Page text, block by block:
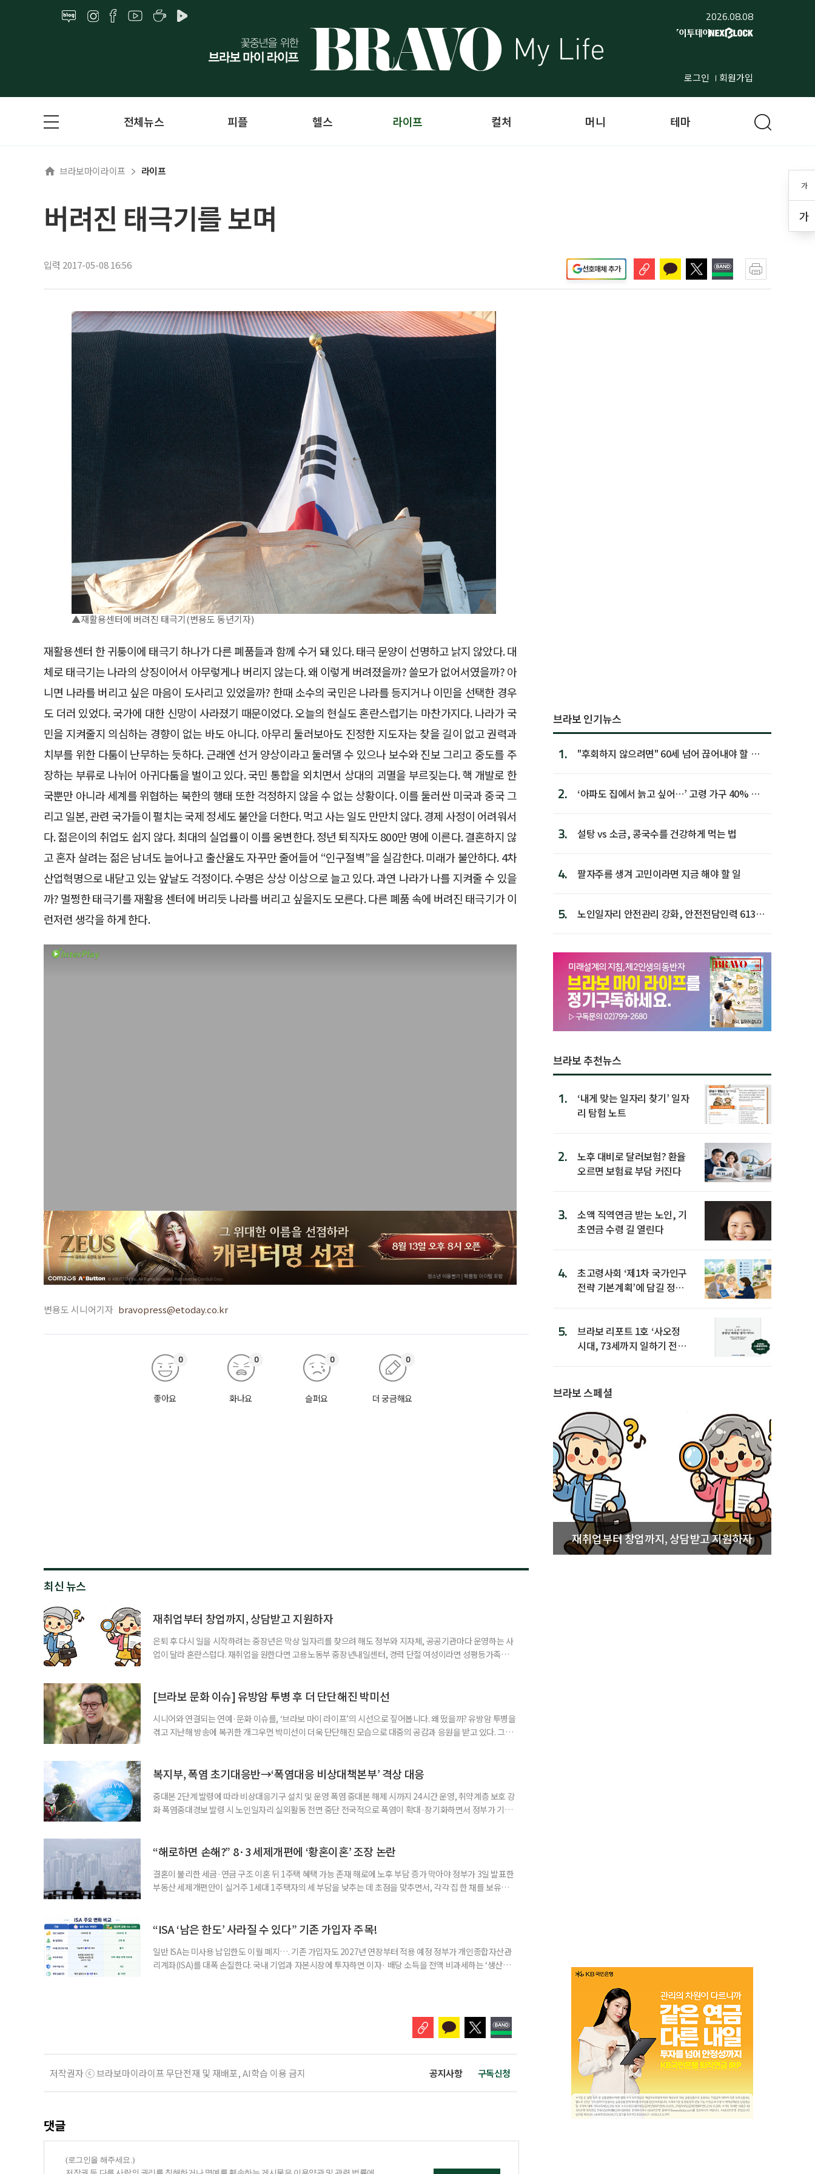
2026.08.08
로그인 회원가입
가
가
전체뉴스 피플 헬스 라이프 컬처 머니 테마
브라보마이라이프 라이프
버려진 태극기를 보며
입력 2017-05-08 16:56 선호매체 추가
▲재활용센터에 버려진 태극기(변용도 동년기자)
재활용센터 한 귀퉁이에 태극기 하나가 다른 폐품들과 함께 수거 돼 있다. 태극 문양이 선명하고 낡지 않았다. 대
체로 태극기는 나라의 상징이어서 아무렇게나 버리지 않는다. 왜 이렇게 버려졌을까? 쓸모가 없어서였을까? 아
니면 나라를 버리고 싶은 마음이 도사리고 있었을까? 한때 소수의 국민은 나라를 등지거나 이민을 선택한 경우
도 더러 있었다. 국가에 대한 신망이 사라졌기 때문이었다. 오늘의 현실도 혼란스럽기는 마찬가지다. 나라가 국
민을 지켜줄지 의심하는 경향이 없는 바도 아니다. 아무리 둘러보아도 진정한 지도자는 찾을 길이 없고 권력과
치부를 위한 다툼이 난무하는 듯하다. 근래엔 선거 양상이라고 둘러댈 수 있으나 보수와 진보 그리고 중도를 주
장하는 부류로 나뉘어 아귀다툼을 벌이고 있다. 국민 통합을 외치면서 상대의 괴멸을 부르짖는다. 핵 개발로 한
국뿐만 아니라 세계를 위협하는 북한의 행태 또한 걱정하지 않을 수 없는 상황이다. 이를 둘러싼 미국과 중국 그
리고 일본, 관련 국가들이 펼치는 국제 정세도 불안을 더한다. 먹고 사는 일도 만만치 않다. 경제 사정이 어려워서
다. 젊은이의 취업도 쉽지 않다. 최대의 실업률이 이를 웅변한다. 정년 퇴직자도 800만 명에 이른다. 결혼하지 않
고 혼자 살려는 젊은 남녀도 늘어나고 출산율도 자꾸만 줄어들어 “인구절벽”을 실감한다. 미래가 불안하다. 4차
산업혁명으로 내닫고 있는 앞날도 걱정이다. 수명은 상상 이상으로 늘고 있다. 과연 나라가 나를 지켜줄 수 있을
까? 멀쩡한 태극기를 재활용 센터에 버리듯 나라를 버리고 싶을지도 모른다. 다른 폐품 속에 버려진 태극기가 이
런저런 생각을 하게 한다.
변용도 시니어기자 bravopress@etoday.co.kr
좋아요
0
화나요
0
슬퍼요
0
더 궁금해요
0
최신 뉴스
재취업부터 창업까지, 상담받고 지원하자
은퇴 후 다시 일을 시작하려는 중장년은 막상 일자리를 찾으려 해도 정부와 지자체, 공공기관마다 운영하는 사
업이 달라 혼란스럽다. 재취업을 원한다면 고용노동부 중장년내일센터, 경력 단절 여성이라면 성평등가족부
준비부터 구직 수당까지 고용노동부 국민취업지원제도 구직활동이 쉽지 않은 사람을 위한 제도다. 개인별 취
업 지원 계획을 세
[브라보 문화 이슈] 유방암 투병 후 더 단단해진 박미선
시니어와 연결되는 연예·문화 이슈를, ‘브라보 마이 라이프’의 시선으로 짚어봅니다. 왜 떴을까? 유방암 투병을
겪고 지난해 방송에 복귀한 개그우먼 박미선이 더욱 단단해진 모습으로 대중의 공감과 응원을 받고 있다. 그러
까. 오랜 방송 생활 뒤 전해진 투병 소식 박미선은 재치 있는 말솜씨와 공감 능력으로
복지부, 폭염 초기대응반→‘폭염대응 비상대책본부’ 격상 대응
중대본 2단계 발령에 따라 비상대응기구 설치 및 운영 폭염 중대본 해제 시까지 24시간 운영, 취약계층 보호 강
화 폭염중대경보 발령 시 노인일자리 실외활동 전면 중단 전국적으로 폭염이 확대·장기화하면서 정부가 기존
책본부(중대본) 2단계(심각)가 발령된 이후에도 폭염이 전국적으로 확대되고 장기화한 데 따른 것이다. 기존에
“해로하면 손해?” 8·3 세제개편에 ‘황혼이혼’ 조장 논란
결혼이 불리한 세금·연금 구조 이혼 뒤 1주택 혜택 가능 존재 해로에 노후 부담 증가 막아야 정부가 3일 발표한
부동산 세제개편안이 실거주 1세대 1주택자의 세 부담을 낮추는 데 초점을 맞추면서, 각각 집 한 채를 보유한
부가 각자 집 한 채씩을 보유하면 한 세대가 두 채를 가진 것으로 보지만, 실제 이혼해 주거와 생계를 분
“ISA ‘남은 한도’ 사라질 수 있다” 기존 가입자 주목!
일반 ISA는 미사용 납입한도 이월 폐지…. 기존 가입자도 2027년 연장부터 적용 예정 정부가 개인종합자산관
리계좌(ISA)를 대폭 손질한다. 국내 기업과 자본시장에 투자하면 이자· 배당 소득을 전액 비과세하는 ‘생산적
저작권자 ⓒ 브라보마이라이프 무단전재 및 재배포, AI학습 이용 금지 공지사항 구독신청
댓글
브라보 인기뉴스
1.
"후회하지 않으려면" 60세 넘어 끊어내야 할 사
2.
‘아파도 집에서 늙고 싶어…’ 고령 가구 40% 노
3. 설탕 vs 소금, 콩국수를 건강하게 먹는 법
4. 팔자주름 생겨 고민이라면 지금 해야 할 일
5.
노인일자리 안전관리 강화, 안전전담인력 613명
브라보 추천뉴스
1.
‘내게 맞는 일자리 찾기’ 일자
리 탐험 노트
2.
노후 대비로 달러보험? 환율
오르면 보험료 부담 커진다
3.
소액 직역연금 받는 노인, 기
초연금 수령 길 열린다
4.
초고령사회 ‘제1차 국가인구
전략 기본계획’에 담길 정책
5.
브라보 리포트 1호 ‘사오정
시대, 73세까지 일하기 전략’
브라보 스페셜
재취업부터 창업까지, 상담받고 지원하자